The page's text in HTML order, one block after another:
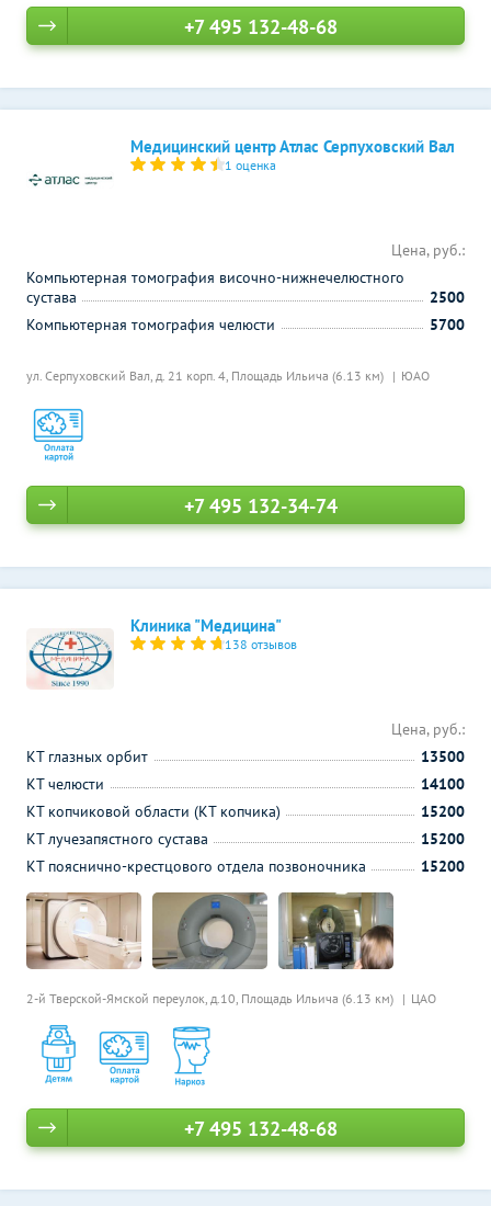
+7 495 132-48-68
Медицинский центр Атлас Серпуховский Вал
1 оценка
ул. Серпуховский Вал, д. 21 корп. 4, Площадь Ильича (6.13 км) ЮАО
Цена, руб.:
Компьютерная томография височно-нижнечелюстного
сустава
2500
Компьютерная томография челюсти
5700
+7 495 132-34-74
Клиника "Медицина"
138 отзывов
2-й Тверской-Ямской переулок, д.10, Площадь Ильича (6.13 км) ЦАО
Цена, руб.:
КТ глазных орбит
13500
КТ челюсти
14100
КТ копчиковой области (КТ копчика)
15200
КТ лучезапястного сустава
15200
КТ пояснично-крестцового отдела позвоночника
15200
+7 495 132-48-68